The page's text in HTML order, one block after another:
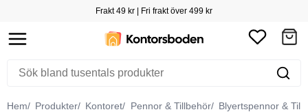
Frakt 49 kr | Fri frakt över 499 kr
Hem Produkter Kontoret Pennor & Tillbehör Blyertspennor &